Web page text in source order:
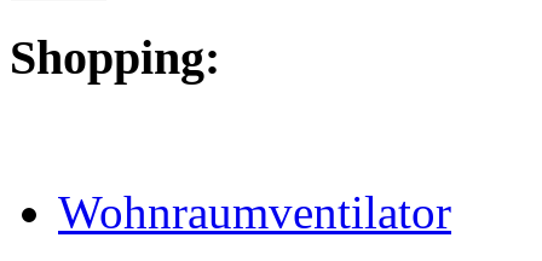
Shopping:
Wohnraumventilator